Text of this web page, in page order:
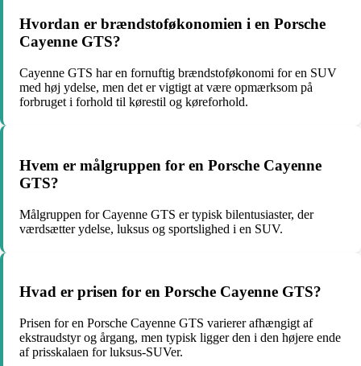
Hvordan er brændstoføkonomien i en Porsche
Cayenne GTS?
Cayenne GTS har en fornuftig brændstoføkonomi for en SUV
med høj ydelse, men det er vigtigt at være opmærksom på
forbruget i forhold til kørestil og køreforhold.
Hvem er målgruppen for en Porsche Cayenne
GTS?
Målgruppen for Cayenne GTS er typisk bilentusiaster, der
værdsætter ydelse, luksus og sportslighed i en SUV.
Hvad er prisen for en Porsche Cayenne GTS?
Prisen for en Porsche Cayenne GTS varierer afhængigt af
ekstraudstyr og årgang, men typisk ligger den i den højere ende
af prisskalaen for luksus-SUVer.